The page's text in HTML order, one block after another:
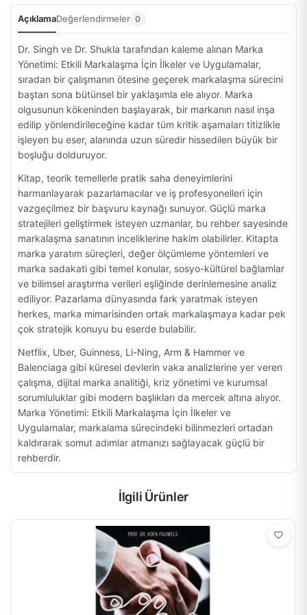
AçıklamaDeğerlendirmeler 0
Dr. Singh ve Dr. Shukla tarafından kaleme alınan Marka
Yönetimi: Etkili Markalaşma İçin İlkeler ve Uygulamalar,
sıradan bir çalışmanın ötesine geçerek markalaşma sürecini
baştan sona bütünsel bir yaklaşımla ele alıyor. Marka
olgusunun kökeninden başlayarak, bir markanın nasıl inşa
edilip yönlendirileceğine kadar tüm kritik aşamaları titizlikle
işleyen bu eser, alanında uzun süredir hissedilen büyük bir
boşluğu dolduruyor.
Kitap, teorik temellerle pratik saha deneyimlerini
harmanlayarak pazarlamacılar ve iş profesyonelleri için
vazgeçilmez bir başvuru kaynağı sunuyor. Güçlü marka
stratejileri geliştirmek isteyen uzmanlar, bu rehber sayesinde
markalaşma sanatının inceliklerine hakim olabilirler. Kitapta
marka yaratım süreçleri, değer ölçümleme yöntemleri ve
marka sadakati gibi temel konular, sosyo-kültürel bağlamlar
ve bilimsel araştırma verileri eşliğinde derinlemesine analiz
ediliyor. Pazarlama dünyasında fark yaratmak isteyen
herkes, marka mimarisinden ortak markalaşmaya kadar pek
çok stratejik konuyu bu eserde bulabilir.
Netflix, Uber, Guinness, Li-Ning, Arm & Hammer ve
Balenciaga gibi küresel devlerin vaka analizlerine yer veren
çalışma, dijital marka analitiği, kriz yönetimi ve kurumsal
sorumluluklar gibi modern başlıkları da mercek altına alıyor.
Marka Yönetimi: Etkili Markalaşma İçin İlkeler ve
Uygulamalar, markalama sürecindeki bilinmezleri ortadan
kaldırarak somut adımlar atmanızı sağlayacak güçlü bir
rehberdir.
İlgili Ürünler